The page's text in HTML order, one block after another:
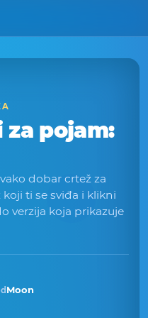
pojam:
dobar crtež za
ti se sviđa i klikni
verzija koja prikazuje
Moon